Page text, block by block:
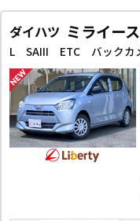
ダイハツ ミライース